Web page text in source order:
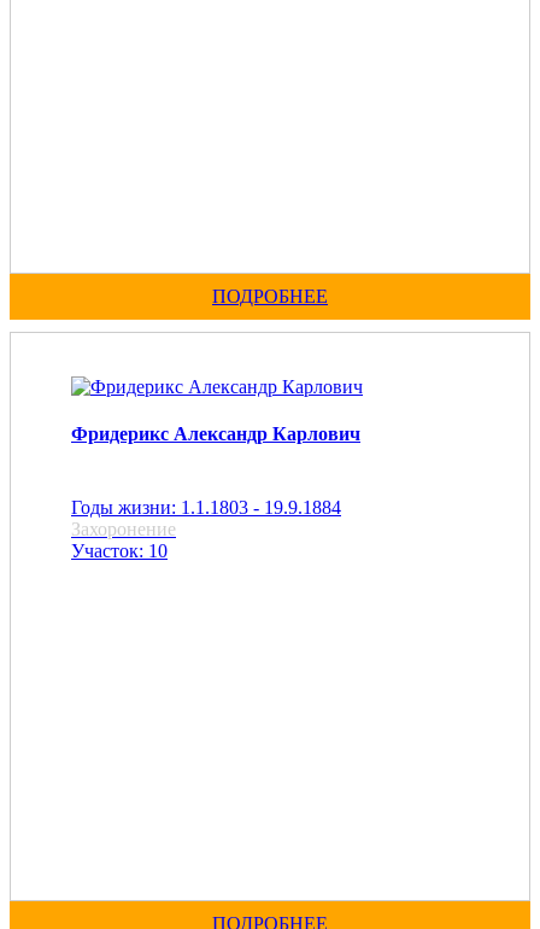
ПОДРОБНЕЕ
Фридерикс Александр Карлович
Годы жизни: 1.1.1803 - 19.9.1884
Захоронение
Участок: 10
ПОДРОБНЕЕ